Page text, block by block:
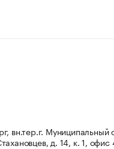
вн.тер.г. Муниципальный
д. 14, к. 1, офис